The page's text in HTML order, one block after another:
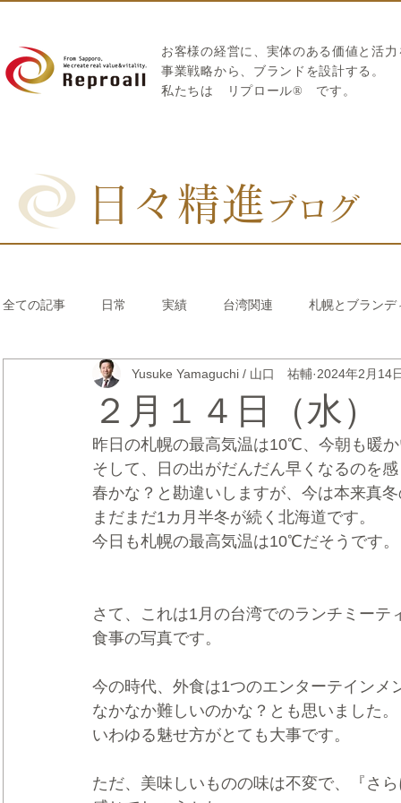
お客様の経営に、実体のある価値と活
​事業戦略から、ブランドを設計する。
私たちは
リプロール® です。
日々精進 ブログ
全ての記事 日常 実績 台湾関連 札幌とブランデ
リブランディング® さとうきび繊維のストロー 中国
CRMブランディング® デジタルマーケティングブランデ
２月１４日（水
Yusuke Yamaguchi / 山口 祐輔 2024年2月14
昨日の札幌の最高気温は10℃、今朝も暖
そして、日の出がだんだん早くなるのを
春かな？と勘違いしますが、今は本来真
まだまだ1カ月半冬が続く北海道です。
今日も札幌の最高気温は10℃だそうです。
さて、これは1月の台湾でのランチミーテ
食事の写真です。
今の時代、外食は1つのエンターテインメ
なかなか難しいのかな？とも思いました。
いわゆる魅せ方がとても大事です。
ただ、美味しいものの味は不変で、『さ